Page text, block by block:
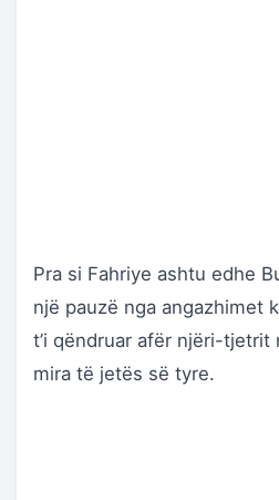
Pra si Fahriye ashtu edhe
një pauzë nga angazhimet
t’i qëndruar afër njëri-
mira të jetës së tyre.